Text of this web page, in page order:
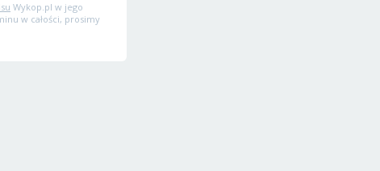
Wykop.pl w jego
w całości, prosimy